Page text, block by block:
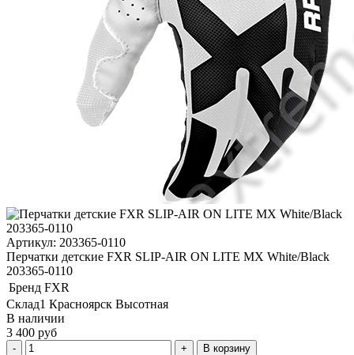
Артикул: 203365-0110
Перчатки детские FXR SLIP-AIR ON LITE MX White/Black
203365-0110
Бренд FXR
Склад1 Красноярск Высотная
В наличии
3 400 руб
В корзину